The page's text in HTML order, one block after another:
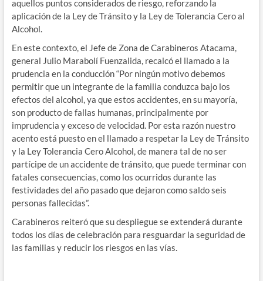
aquellos puntos considerados de riesgo, reforzando la
aplicación de la Ley de Tránsito y la Ley de Tolerancia Cero al
Alcohol.
En este contexto, el Jefe de Zona de Carabineros Atacama,
general Julio Marabolí Fuenzalida, recalcó el llamado a la
prudencia en la conducción “Por ningún motivo debemos
permitir que un integrante de la familia conduzca bajo los
efectos del alcohol, ya que estos accidentes, en su mayoría,
son producto de fallas humanas, principalmente por
imprudencia y exceso de velocidad. Por esta razón nuestro
acento está puesto en el llamado a respetar la Ley de Tránsito
y la Ley Tolerancia Cero Alcohol, de manera tal de no ser
partícipe de un accidente de tránsito, que puede terminar con
fatales consecuencias, como los ocurridos durante las
festividades del año pasado que dejaron como saldo seis
personas fallecidas”.
Carabineros reiteró que su despliegue se extenderá durante
todos los días de celebración para resguardar la seguridad de
las familias y reducir los riesgos en las vías.